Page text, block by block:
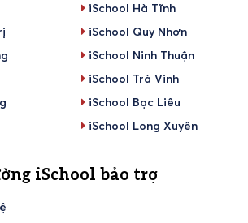
iSchool Hà Tĩnh
iSchool Quy Nhơn
iSchool Ninh Thuận
iSchool Trà Vinh
iSchool Bạc Liêu
iSchool Long Xuyên
iSchool bảo trợ